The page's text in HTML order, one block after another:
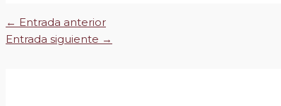
← Entrada anterior
Entrada siguiente →